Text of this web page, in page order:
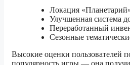
Локация
Улучшенная система
Переработанный
Сезонные
Высокие оценки пользователей
популярность игры — она